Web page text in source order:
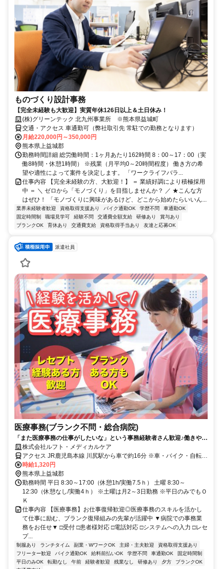
ものづくり設計事務
【完全未経験も大歓迎】実質年休126日以上＆土日休み！
(株)グリーンテック 北九州事業所 ※熊本県益城町
交通・アクセス 車通勤可（弊社取引先 常駐での勤務となります）
月給220,000円～350,000円
熊本県上益城郡
勤務時間詳細 総労働時間：1ヶ月あたり162時間 8：00～17：00（実
働8時間・休憩1時間） ※残業（月平均0～20時間程度） 働き方の希
望や適性によって案件を決定します。 「ワークライフバラ...
仕事内容 【完全未経験の方、大歓迎！】 ＝ 業績好調により積極採用
中 ＝ ＼ ゼロから「モノづくり」を目指しませんか？ ／ ★こんな方
はぜひ！ 「モノづくりに興味があるけど、どこから始めたらいいん...
業界未経験者歓迎 資格取得支援あり バイク通勤OK 学歴不問
車通勤OK
固定時間制
職場見学可 経験不問 交通費全額支給 研修あり
賞与あり
ブランクOK
育休あり 交通費支給 資格取得手当あり 友達と応募OK
派遣社員
医療事務(ブランク不問・総合病院)
「また医療事務の仕事がしたいな」という事務経験者さん歓迎♪働きやす
さ重視の方にもオススメな職場です♪
株式会社ルフト・メディカルケア
アクセス JR鹿児島本線 川尻駅から車で約16分 ※車・バイク・自転車
通勤OK（駐車場無料）
時給1,320円
熊本県上益城郡
勤務時間 平日 8:30～17:00（休憩1h/実働7.5ｈ） 土曜 8:30～
12:30（休憩なし/実働4ｈ） ※土曜は月2～3日勤務 ※平日のみでもＯ
Ｋ
仕事内容 【医療事務】お仕事復帰歓迎◎医療事務のスキルを活かし
て仕事に励む、ブランク復帰組みの先輩が活躍中 ▼病院での事務業
務をお任せ▼ □受付 □患者様対応 □電話対応 □システムへの入力 □レセ
プ...
制服あり ランチタイム 副業・WワークOK 主婦・主夫歓迎
資格取得支援あり
フリーター歓迎
バイク通勤OK 給料前払いOK 学歴不問 車通勤OK
固定時間制
平日のみOK
転勤なし 午前 経験者歓迎 残業なし 研修あり 夕方
ブランクOK